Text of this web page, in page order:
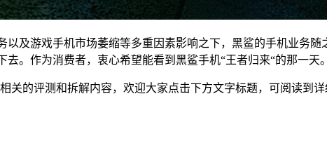
及游戏手机市场萎缩等多重因素影响之下，黑鲨的手机业务
。作为消费者，衷心希望能看到黑鲨手机“王者归来“的那一天
关的评测和拆解内容，欢迎大家点击下方文字标题，可阅读到